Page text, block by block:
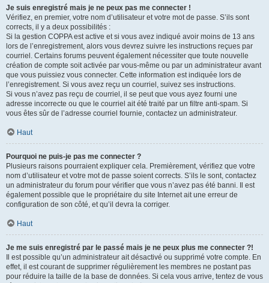
Je suis enregistré mais je ne peux pas me connecter !
Vérifiez, en premier, votre nom d’utilisateur et votre mot de passe. S’ils sont
corrects, il y a deux possibilités :
Si la gestion COPPA est active et si vous avez indiqué avoir moins de 13 ans
lors de l’enregistrement, alors vous devrez suivre les instructions reçues par
courriel. Certains forums peuvent également nécessiter que toute nouvelle
création de compte soit activée par vous-même ou par un administrateur avant
que vous puissiez vous connecter. Cette information est indiquée lors de
l’enregistrement. Si vous avez reçu un courriel, suivez ses instructions.
Si vous n’avez pas reçu de courriel, il se peut que vous ayez fourni une
adresse incorrecte ou que le courriel ait été traité par un filtre anti-spam. Si
vous êtes sûr de l’adresse courriel fournie, contactez un administrateur.
Haut
Pourquoi ne puis-je pas me connecter ?
Plusieurs raisons pourraient expliquer cela. Premièrement, vérifiez que votre
nom d’utilisateur et votre mot de passe soient corrects. S’ils le sont, contactez
un administrateur du forum pour vérifier que vous n’avez pas été banni. Il est
également possible que le propriétaire du site Internet ait une erreur de
configuration de son côté, et qu’il devra la corriger.
Haut
Je me suis enregistré par le passé mais je ne peux plus me connecter ?!
Il est possible qu’un administrateur ait désactivé ou supprimé votre compte. En
effet, il est courant de supprimer régulièrement les membres ne postant pas
pour réduire la taille de la base de données. Si cela vous arrive, tentez de vous